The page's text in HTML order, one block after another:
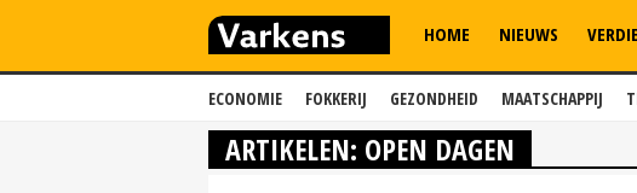
ECONOMIE FOKKERIJ GEZONDHEID MAATSCHAPPIJ
HOME NIEUWS
ARTIKELEN: OPEN DAGEN